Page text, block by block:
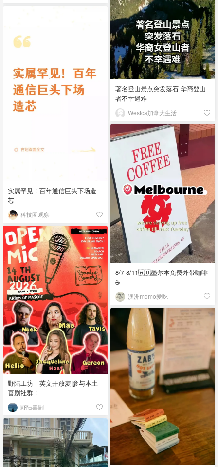
著名登山景点突发落石 华裔登山
者不幸遇难
Westca加拿大生活
实属罕见！百年通信巨头下场造
芯
科技圈观察
8/7-8/11🇦🇺墨尔本免费外带咖啡
☕
澳洲momo爱吃
野陆工坊｜英文开放麦|参与本土
喜剧社群！
野陆喜剧